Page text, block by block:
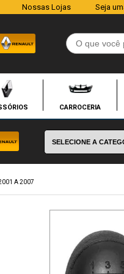
Nossas Lojas Seja
CARROCERIA
A 2007